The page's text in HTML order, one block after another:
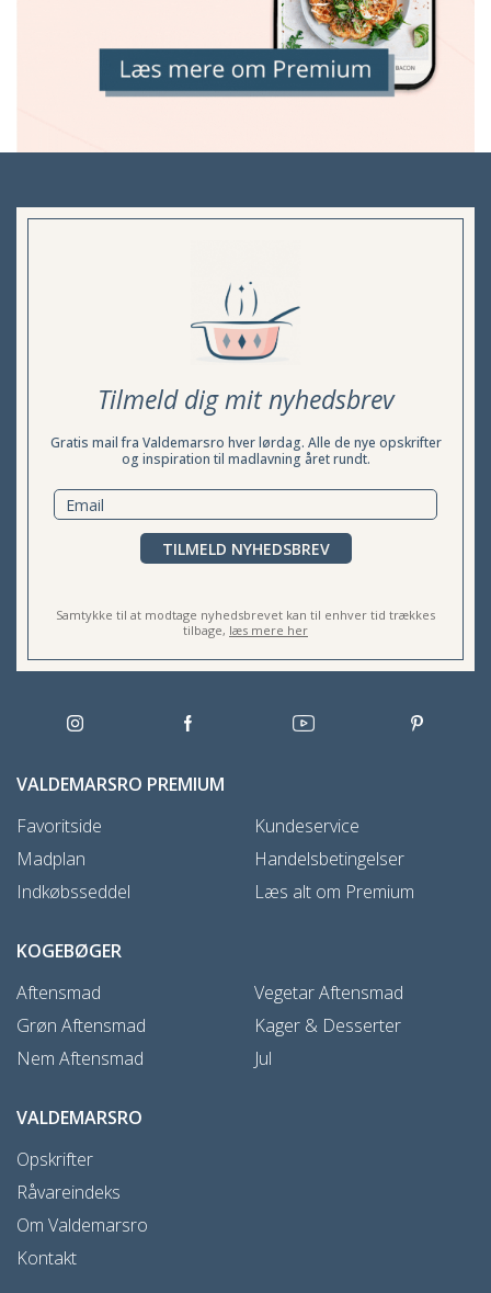
Tilmeld dig mit nyhedsbrev
Gratis mail fra Valdemarsro hver lørdag. Alle de nye opskrifter
og inspiration til madlavning året rundt.
TILMELD NYHEDSBREV
Samtykke til at modtage nyhedsbrevet kan til enhver tid trækkes
tilbage, læs mere her
VALDEMARSRO PREMIUM
Favoritside
Madplan
Indkøbsseddel
Kundeservice
Handelsbetingelser
Læs alt om Premium
KOGEBØGER
Aftensmad
Grøn Aftensmad
Nem Aftensmad
Vegetar Aftensmad
Kager & Desserter
Jul
VALDEMARSRO
Opskrifter
Råvareindeks
Om Valdemarsro
Kontakt